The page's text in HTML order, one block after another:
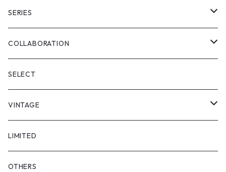
PULL OVER
FULL LENGS
SKIRT
SERIES
"matoi"
"enkan"
"tsunagi"
"asobi"
COLLABORATION
RADIO EVA
1+O
FULL DIVE
iCONOLOGY
SELECT
VINTAGE
TOPS
OUTER
LIMITED
OTHERS